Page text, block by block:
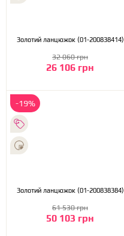
Золотий ланцюжок (01-200838414)
26 106 грн
32 060 грн
-19%
Золотий ланцюжок (01-200838384)
50 103 грн
61 530 грн